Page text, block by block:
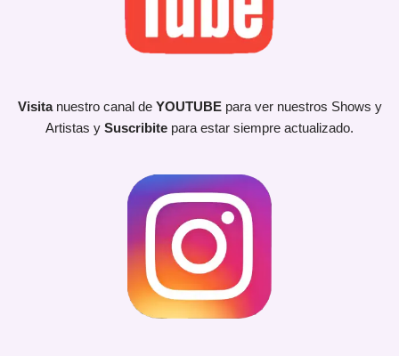
Visita nuestro canal de YOUTUBEpara ver nuestros Shows y
Artistas y Suscribite para estar siempre actualizado.